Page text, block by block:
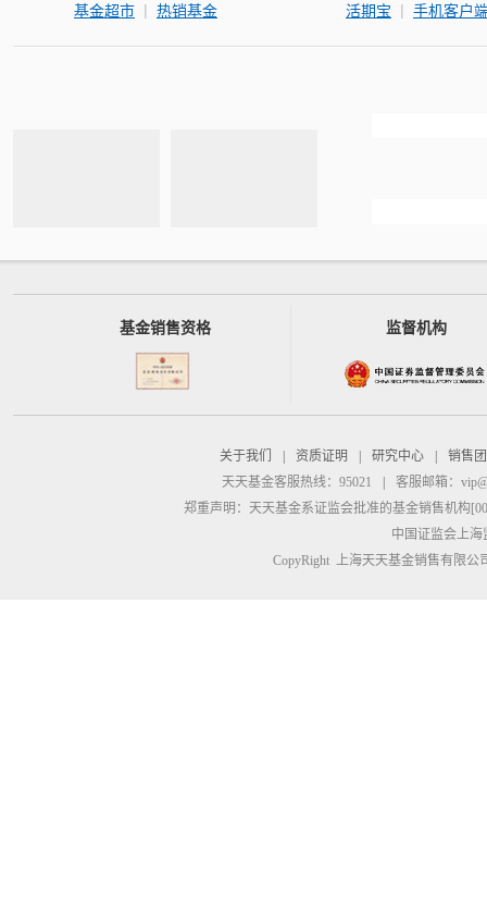
基金超市 | 热销基金 活期宝 | 手机客户
基金销售资格 监督机构
关于我们 资质证明 研究中心
销售
天天基金客服热线：95021
客服邮箱：
郑重声明： 天天基金系证监会批准的基金销售机构
中国证监会上
CopyRight 上海天天基金销售有限